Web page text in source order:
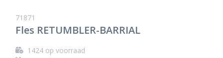
71871
Fles RETUMBLER-BARRIAL
1424op voorraad